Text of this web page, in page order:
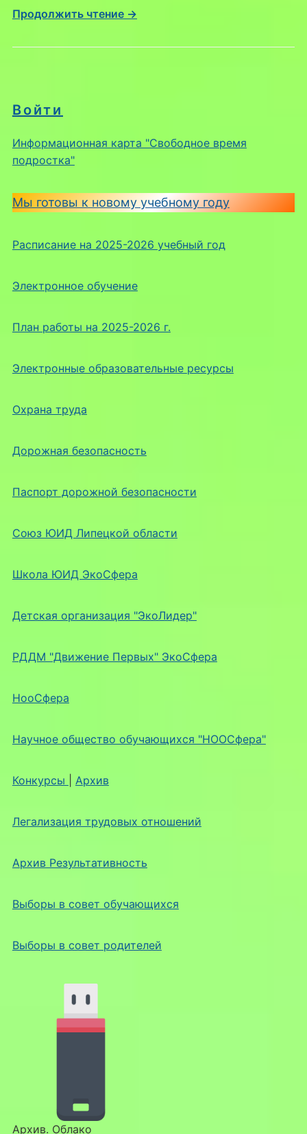
Войти
Информационная карта "Свободное время
подростка"
Мы готовы к новому учебному году
Расписание на 2025-2026 учебный год
Электронное обучение
План работы на 2025-2026 г.
Электронные образовательные ресурсы
Охрана труда
Дорожная безопасность
Паспорт дорожной безопасности
Союз ЮИД Липецкой области
Школа ЮИД ЭкоСфера
Детская организация "ЭкоЛидер"
РДДМ "Движение Первых" ЭкоСфера
НооСфера
Научное общество обучающихся "НООСфера"
Конкурсы Архив
Легализация трудовых отношений
Архив Результативность
Выборы в совет обучающихся
Выборы в совет родителей
Архив. Облако
Продолжить чтение →